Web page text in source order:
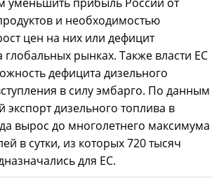
и необходимостью
цен на них или дефицит
рынках. Также власти ЕС
дефицита дизельного
в силу эмбарго. По данным
экспорт дизельного топлива в
вырос до многолетнего максимума
в сутки, из которых 720 тысяч
для ЕС.